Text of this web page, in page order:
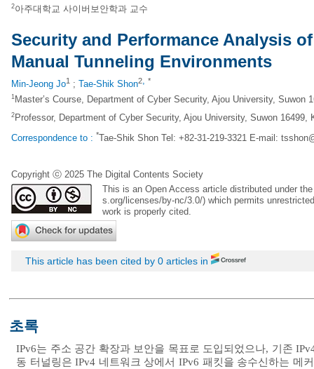
2아주대학교 사이버보안학과 교수
Security and Performance Analysis
Manual Tunneling Environments
Min-Jeong Jo1 ; Tae-Shik Shon2, *
1 Master’s Course, Department of Cyber Security, Ajou University, Suwon
2 Professor, Department of Cyber Security, Ajou University, Suwon 16499,
Correspondence to : *Tae-Shik Shon Tel: +82-31-219-3321 E-mail:
Copyright ⓒ 2025 The Digital Contents Society
This is an Open Access article distributed under
s.org/licenses/by-nc/3.0/) which permits
work is properly cited.
This article has been cited by 0 articles in
초록
IPv6는 주소 공간 확장과 보안을 목표로 도입되었으나, 기존
동 터널링은 IPv4 네트워크 상에서 IPv6 패킷을 송수신하는 메